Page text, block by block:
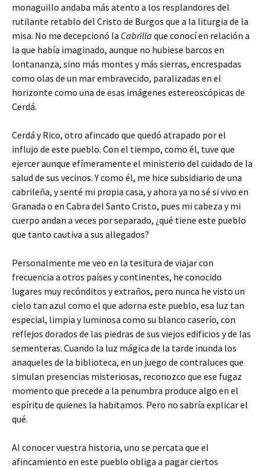
monaguillo andaba más atento a los resplandores del
rutilante retablo del Cristo de Burgos que a la liturgia de la
misa. No me decepcionó la Cabrilla que conocí en relación a
la que había imaginado, aunque no hubiese barcos en
lontananza, sino más montes y más sierras, encrespadas
como olas de un mar embravecido, paralizadas en el
horizonte como una de esas imágenes estereoscópicas de
Cerdá.
Cerdá y Rico, otro afincado que quedó atrapado por el
influjo de este pueblo. Con el tiempo, como él, tuve que
ejercer aunque efímeramente el ministerio del cuidado de la
salud de sus vecinos. Y como él, me hice subsidiario de una
cabrileña, y senté mi propia casa, y ahora ya no sé si vivo en
Granada o en Cabra del Santo Cristo, pues mi cabeza y mi
cuerpo andan a veces por separado, ¿qué tiene este pueblo
que tanto cautiva a sus allegados?
Personalmente me veo en la tesitura de viajar con
frecuencia a otros países y continentes, he conocido
lugares muy recónditos y extraños, pero nunca he visto un
cielo tan azul como el que adorna este pueblo, esa luz tan
especial, limpia y luminosa como su blanco caserío, con
reflejos dorados de las piedras de sus viejos edificios y de las
sementeras. Cuando la luz mágica de la tarde inunda los
anaqueles de la biblioteca, en un juego de contraluces que
simulan presencias misteriosas, reconozco que ese fugaz
momento que precede a la penumbra produce algo en el
espíritu de quienes la habitamos. Pero no sabría explicar el
qué.
Al conocer vuestra historia, uno se percata que el
afincamiento en este pueblo obliga a pagar ciertos